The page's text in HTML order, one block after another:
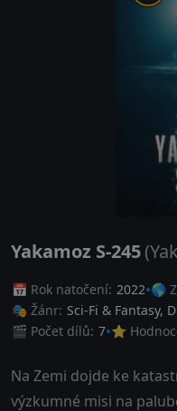
Yakamoz S-245
📅 Rok natočení: 2022 🌎
🎭 Žánr: Sci-Fi & Fantasy,
🎬 Počet dílů: 7 ⭐
Na Zemi dojde ke
výzkumné misi na